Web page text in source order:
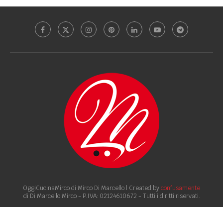
OggiCucinaMirco di Mirco Di Marcello | Created byconfusamente
di Di Marcello Mirco - P.IVA: 02124610672 - Tutti i diritti riservati.